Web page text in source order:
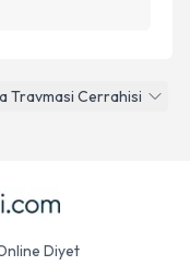
Travmasi Cerrahisi
Diyet